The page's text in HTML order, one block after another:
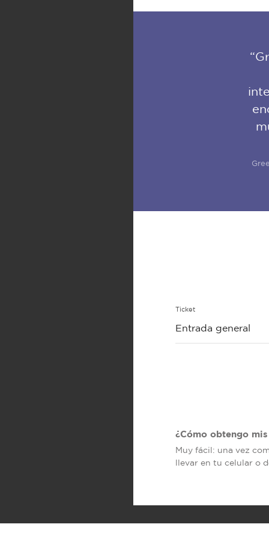
Ticket
Entrada general
¿Cómo obtengo
Muy fácil: una vez
llevar en tu celular o